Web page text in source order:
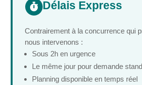
 Délais Express
Contrairement à la concurrence qui
nous intervenons :
Sous 2h en urgence
Le même jour pour demande
Planning disponible en temps réel